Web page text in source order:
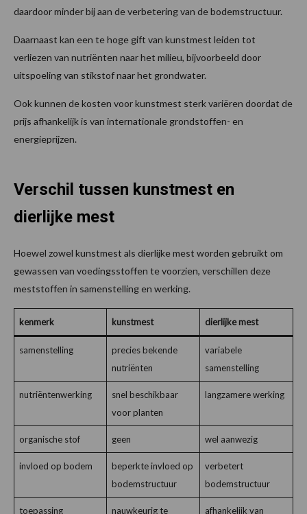
daardoor minder bij aan de verbetering van de bodemstructuur.
Daarnaast kan een te hoge gift van kunstmest leiden tot
verliezen van nutriënten naar het milieu, bijvoorbeeld door
uitspoeling van stikstof naar het grondwater.
Ook kunnen de kosten voor kunstmest sterk variëren doordat de
prijs afhankelijk is van internationale grondstoffen- en
energieprijzen.
Verschil tussen kunstmest en
dierlijke mest
Hoewel zowel kunstmest als dierlijke mest worden gebruikt om
gewassen van voedingsstoffen te voorzien, verschillen deze
meststoffen in samenstelling en werking.
kenmerk kunstmest dierlijke mest
samenstelling
precies bekende
nutriënten
variabele
samenstelling
nutriëntenwerking
snel beschikbaar
voor planten
langzamere werking
organische stof geen wel aanwezig
invloed op bodem
beperkte invloed op
bodemstructuur
verbetert
bodemstructuur
toepassing nauwkeurig te afhankelijk van